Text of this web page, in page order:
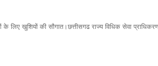
लिए खुशियों की सौगात।छत्तीसगढ राज्य विधिक सेवा